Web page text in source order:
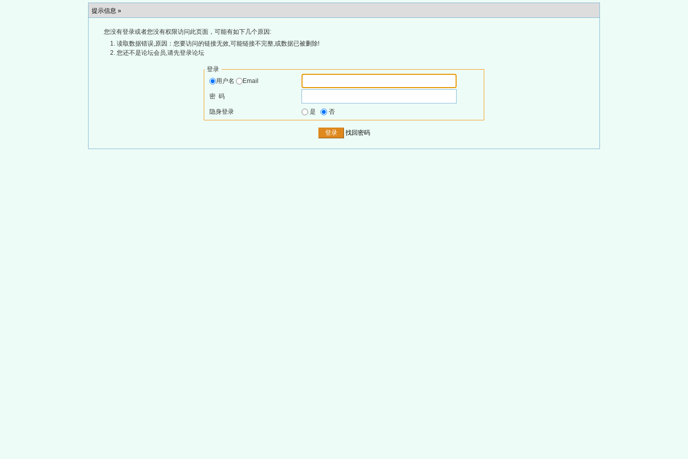
提示信息 »
您没有登录或者您没有权限访问此页面，可能有如下几个原因:
读取数据错误,原因：您要访问的链接无效,可能链接不完整,或数据已被删除!
您还不是论坛会员,请先登录论坛
登录
用户名
Email
密 码
隐身登录 是 否
找回密码